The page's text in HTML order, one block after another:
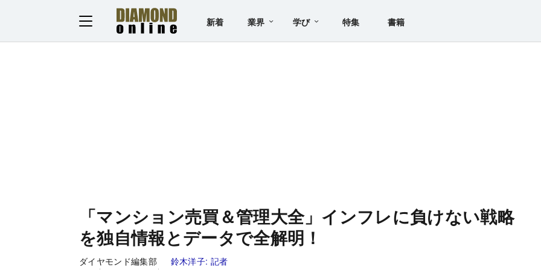
新着 業界 学び 特集 書籍
「マンション売買＆管理大全」インフレに負けない戦略
を独自情報とデータで全解明！
ダイヤモンド編集部 鈴木洋子: 記者